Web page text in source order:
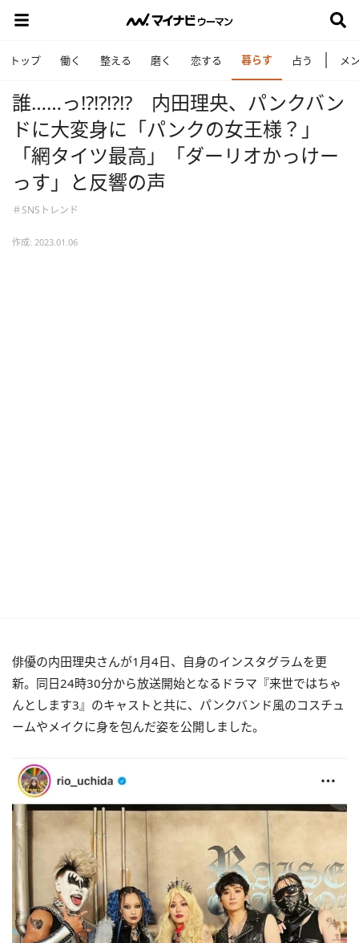
トップ 働く 整える 磨く 恋する 暮らす 占う メ
誰……っ!?!?!?!? 内田理央、パンクバン
ドに大変身に「パンクの女王様？」
「網タイツ最高」「ダーリオかっけー
っす」と反響の声
＃SNSトレンド
作成: 2023.01.06
俳優の内田理央さんが1月4日、自身のインスタグラムを更
新。同日24時30分から放送開始となるドラマ『来世ではちゃ
んとします3』のキャストと共に、パンクバンド風のコスチュ
ームやメイクに身を包んだ姿を公開しました。